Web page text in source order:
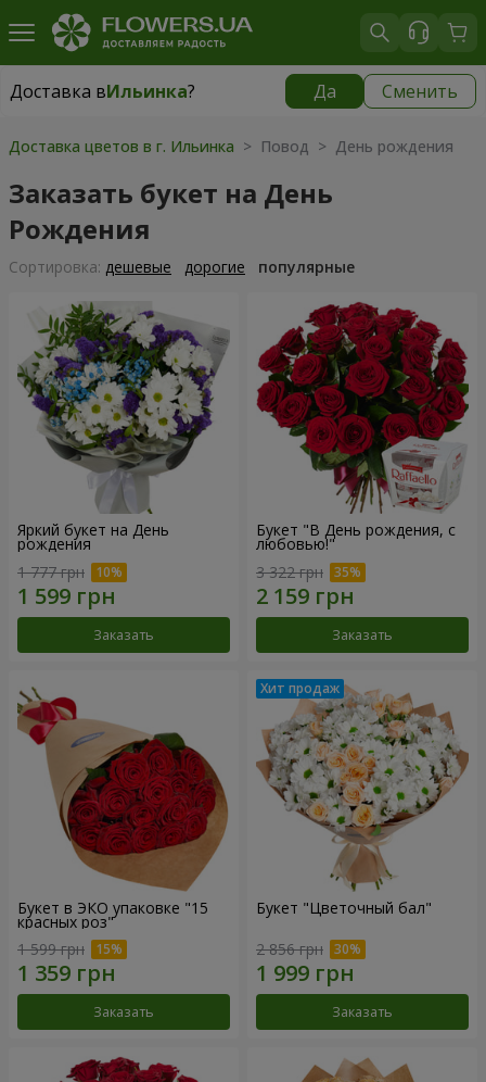
Доставка вИльинка? Да Сменить
Доставка вИльинка|
Доставка цветов в г. Ильинка > Повод > День рождения
Заказать букет на День
Рождения
Cортировка: дешевые дорогие популярные
Яркий букет на День
рождения
1 777 грн
Заказать
Букет "В День рождения, с
любовью!"
3 322 грн
Заказать
Букет в ЭКО упаковке "15
красных роз"
1 599 грн
Заказать
Букет "Цветочный бал"
2 856 грн
Заказать